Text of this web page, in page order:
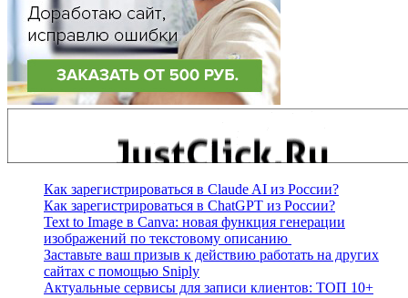
Как зарегистрироваться в Claude AI из России?
Как зарегистрироваться в ChatGPT из России?
Text to Image в Canva: новая функция генерации
изображений по текстовому описанию
Заставьте ваш призыв к действию работать на других
сайтах с помощью Sniply
Актуальные сервисы для записи клиентов: ТОП 10+